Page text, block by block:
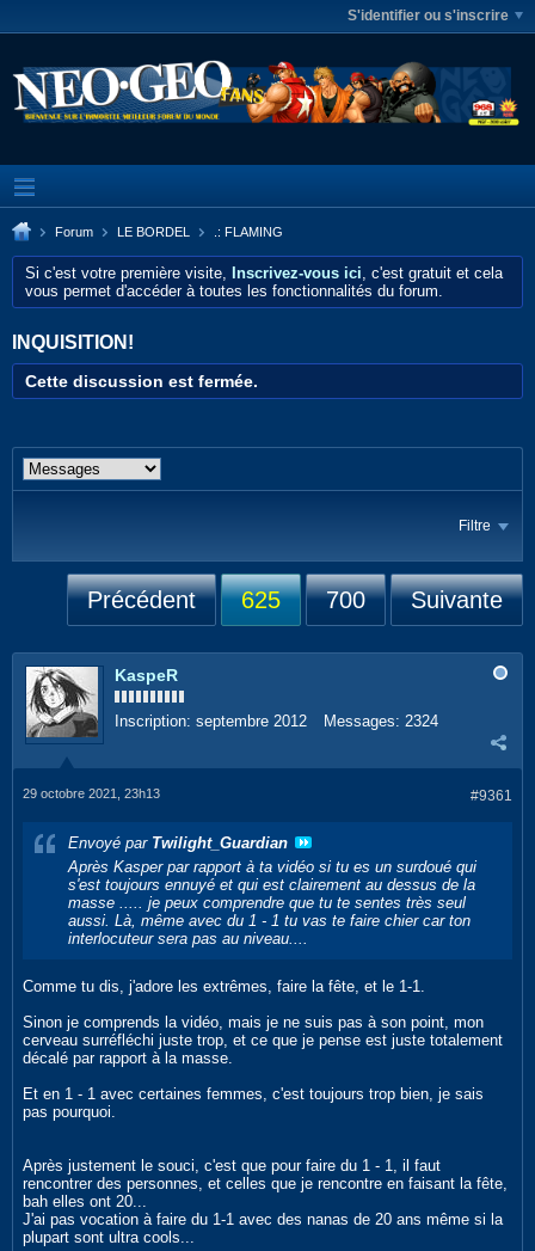
S'identifier ou s'inscrire
Forum LE BORDEL .: FLAMING
Si c'est votre première visite, Inscrivez-vous ici, c'est gratuit et cela
vous permet d'accéder à toutes les fonctionnalités du forum.
INQUISITION!
Cette discussion est fermée.
Filtre
Précédent 625 700 Suivante
KaspeR
Inscription: septembre 2012 Messages: 2324
#9361
29 octobre 2021, 23h13
Envoyé par Twilight_Guardian
Après Kasper par rapport à ta vidéo si tu es un surdoué qui
s'est toujours ennuyé et qui est clairement au dessus de la
masse ..... je peux comprendre que tu te sentes très seul
aussi. Là, même avec du 1 - 1 tu vas te faire chier car ton
interlocuteur sera pas au niveau....
Comme tu dis, j'adore les extrêmes, faire la fête, et le 1-1.
Sinon je comprends la vidéo, mais je ne suis pas à son point, mon
cerveau surréfléchi juste trop, et ce que je pense est juste totalement
décalé par rapport à la masse.
Et en 1 - 1 avec certaines femmes, c'est toujours trop bien, je sais
pas pourquoi.
Après justement le souci, c'est que pour faire du 1 - 1, il faut
rencontrer des personnes, et celles que je rencontre en faisant la fête,
bah elles ont 20...
J'ai pas vocation à faire du 1-1 avec des nanas de 20 ans même si la
plupart sont ultra cools...